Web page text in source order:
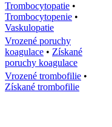
Trombocytopatie •
Trombocytopenie •
Vaskulopatie
Vrozené poruchy
koagulace • Získané
poruchy koagulace
Vrozené trombofilie •
Získané trombofilie